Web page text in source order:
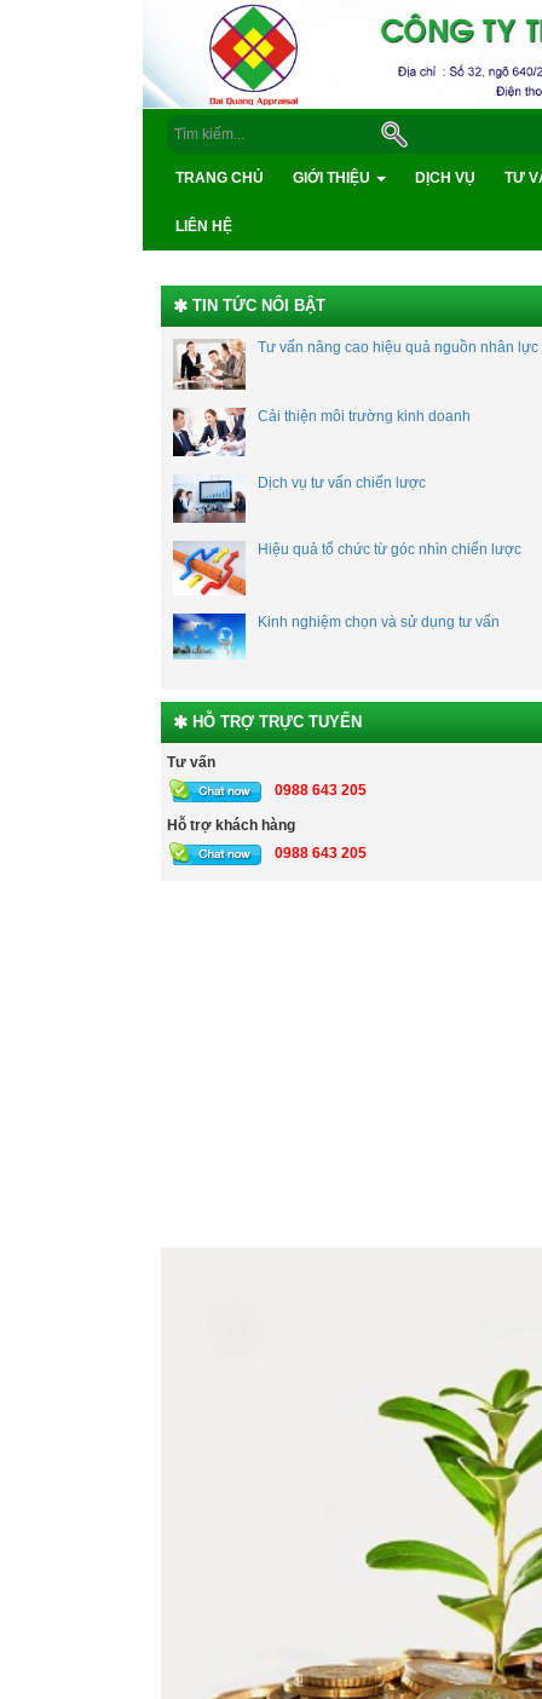
TRANG CHỦ GIỚI THIỆU DỊCH VỤ TƯ
LIÊN HỆ
TIN TỨC NỔI BẬT
Tư vấn nâng cao hiệu quả nguồn nhân lực
Cải thiện môi trường kinh doanh
Dịch vụ tư vấn chiến lược
Hiệu quả tổ chức từ góc nhìn chiến lược
Kinh nghiệm chọn và sử dụng tư vấn
HỖ TRỢ TRỰC TUYẾN
Tư vấn
0988 643 205
Hỗ trợ khách hàng
0988 643 205